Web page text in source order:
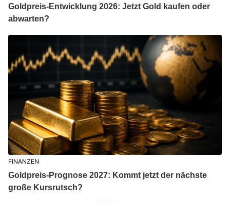
Goldpreis-Entwicklung 2026: Jetzt Gold kaufen oder
abwarten?
FINANZEN
Goldpreis-Prognose 2027: Kommt jetzt der nächste
große Kursrutsch?